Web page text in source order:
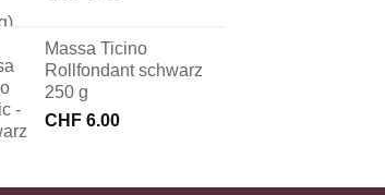
Massa Ticino
Rollfondant schwarz
250 g
CHF 6.00